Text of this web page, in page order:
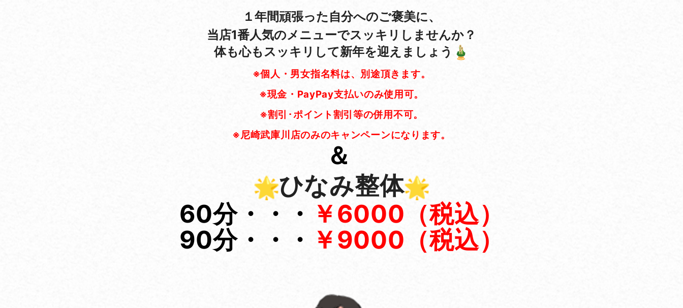
１年間頑張った自分へのご褒美に、
当店1番人気のメニューでスッキ リしませんか？
体も心もスッキリして新年を迎えましょう
※個人・男女指名料は、別途頂きます。
※現金・ PayPay支払いのみ使用可。
※割引･ポイント割引等の併用不可。
※尼崎武庫川店のみのキャンペーンになります。
＆
ひなみ整体
60分・・・ ￥6000（税込）
90分・・・ ￥9000（税込）